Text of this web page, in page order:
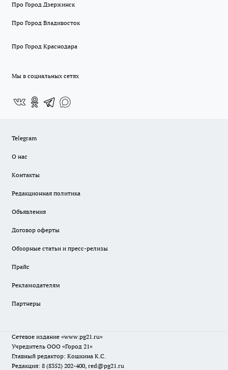
Про Город Дзержинск
Про Город Владивосток
Про Город Краснодара
Мы в социальных сетях
Telegram
О нас
Контакты
Редакционная политика
Объявления
Договор оферты
Обзорные статьи и пресс-релизы
Прайс
Рекламодателям
Партнеры
Сетевое издание «www.pg21.ru»
Учредитель ООО «Город 21»
Главный редактор: Кошкина К.С.
Редакция: 8 (8352) 202-400, red@pg21.ru